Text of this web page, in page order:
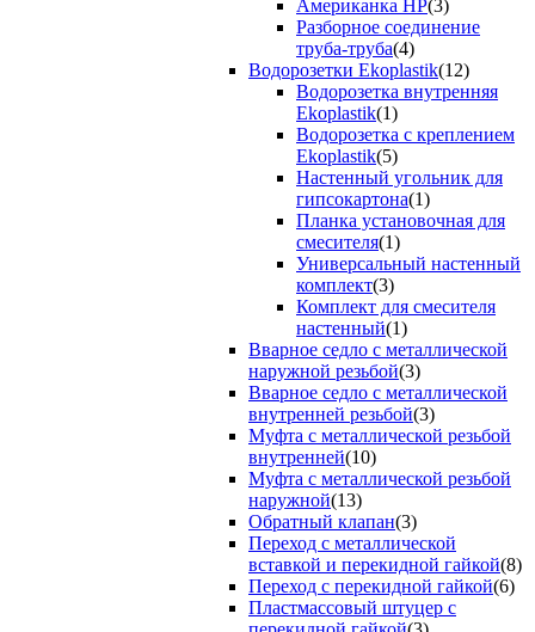
Американка НР(3)
Разборное соединение
труба-труба(4)
Водорозетки Ekoplastik(12)
Водорозетка внутренняя
Ekoplastik(1)
Водорозетка с креплением
Ekoplastik(5)
Настенный угольник для
гипсокартона(1)
Планка установочная для
смесителя(1)
Универсальный настенный
комплект(3)
Комплект для смесителя
настенный(1)
Вварное седло с металлической
наружной резьбой(3)
Вварное седло с металлической
внутренней резьбой(3)
Муфта с металлической резьбой
внутренней(10)
Муфта с металлической резьбой
наружной(13)
Обратный клапан(3)
Переход с металлической
вставкой и перекидной гайкой(8)
Переход с перекидной гайкой(6)
Пластмассовый штуцер с